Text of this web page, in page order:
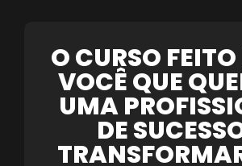
O CURSO
VOCÊ QUE
UMA
DE